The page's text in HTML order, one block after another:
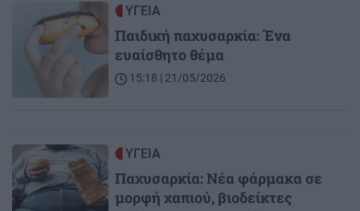
ΥΓΕΙΑ
Παιδική παχυσαρκία: Ένα
ευαίσθητο θέμα
15:18 | 21/05/2026
Image ΥΓΕΙΑ
Παχυσαρκία: Νέα φάρμακα σε
μορφή χαπιού, βιοδείκτες